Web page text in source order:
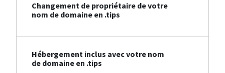
Changement de propriétaire de votre
nom de domaine en .tips
Hébergement inclus avec votre nom
de domaine en .tips